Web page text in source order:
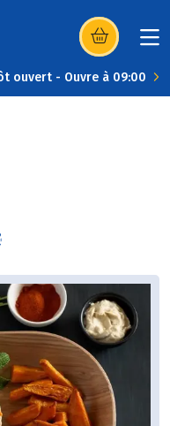
(s’ouvre dans
ouvert - Ouvre à 09:00